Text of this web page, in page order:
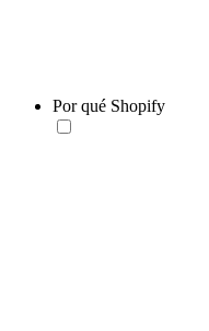
Por qué Shopify